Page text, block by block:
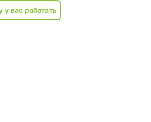
у вас работать